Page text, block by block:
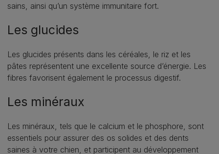
sains, ainsi qu’un système immunitaire fort.
Les glucides
Les glucides présents dans les céréales, le riz et les
pâtes représentent une excellente source d’énergie. Les
fibres favorisent également le processus digestif.
Les minéraux
Les minéraux, tels que le calcium et le phosphore, sont
essentiels pour assurer des os solides et des dents
saines à votre chien, et participent au développement